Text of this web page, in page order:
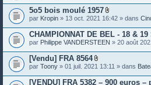
è
e
s
o
t
e
s
5o5 bois moulé 1957
P
è
c
e
s
o
n
par Kropin » 13 oct. 2021 16:42 » dans
CHAMPIONNAT DE BEL - 18 & 19
par Philippe VANDERSTEEN » 20 août
[Vendu] FRA 8564
P
è
par Toony » 01 juil. 2021 13:11 » dans
[VENDU] FRA 5382 – 900 euros –